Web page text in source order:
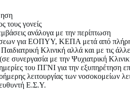
τους γονείς
ανάλογα με την περίπτωση
για ΕΟΠΥΥ, ΚΕΠΑ μετά από πλήρη
Κλινική αλλά και με τις
συνεργασία με την Ψυχιατρική
του ΠΓΝΙ για την εξυπηρέτηση
λειτουργίας των νοσοκομείων
Ε.Σ.Υ.